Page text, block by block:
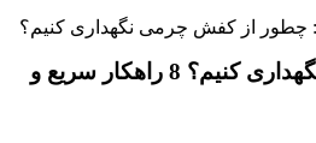
: چطور از کفش چرمی نگهداری کنیم؟
چطور از کفش چرمی نگهداری کنیم؟ 8 راهکار سریع و